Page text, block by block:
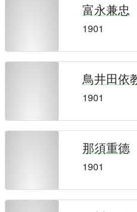
富永兼忠
1901
鳥井田依
1901
那須重德
1901